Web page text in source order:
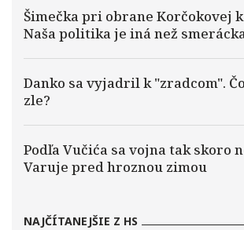
Šimečka pri obrane Korčokovej
Naša politika je iná než
Danko sa vyjadril k "zradcom".
zle?
Podľa Vučića sa vojna tak skoro
Varuje pred hroznou zimou
NAJČÍTANEJŠIE Z HS